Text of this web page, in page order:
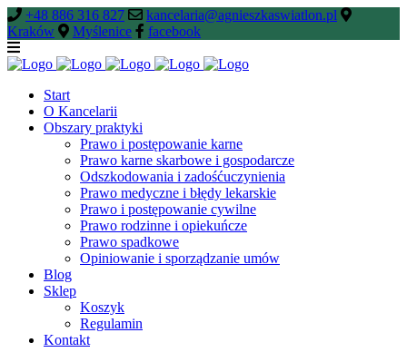
+48 886 316 827
kancelaria@agnieszkaswiatlon.pl
Kraków
Myślenice facebook
Start
O Kancelarii
Obszary praktyki
Prawo i postępowanie karne
Prawo karne skarbowe i gospodarcze
Odszkodowania i zadośćuczynienia
Prawo medyczne i błędy lekarskie
Prawo i postępowanie cywilne
Prawo rodzinne i opiekuńcze
Prawo spadkowe
Opiniowanie i sporządzanie umów
Blog
Sklep
Koszyk
Regulamin
Kontakt